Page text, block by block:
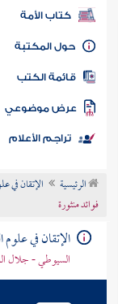
كتب PDF
كتاب الأمة
المكتبة
الكتب
موضوعي
تراجم الأعلام
الرئيسية الإتقان في
فوائد منثورة
الإتقان في علوم
السيوطي - جلال